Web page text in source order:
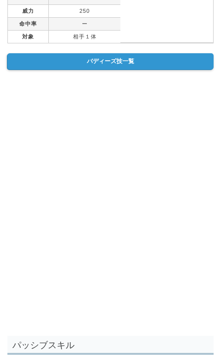
威力 250
命中率 ー
対象 相手１体
バディーズ技一覧
パッシブスキル